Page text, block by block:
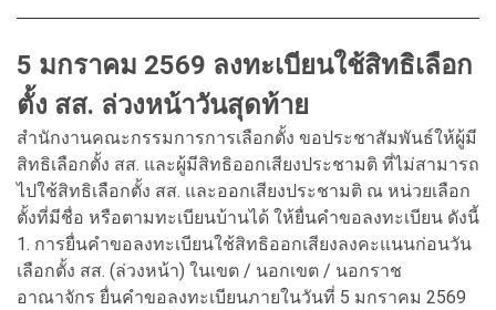
5 มกราคม 2569 ลงทะเบียนใช้สิทธิเลือก
ตั้ง สส. ล่วงหน้าวันสุดท้าย
สำนักงานคณะกรรมการการเลือกตั้ง ขอประชาสัมพันธ์ให้ผู้มี
สิทธิเลือกตั้ง สส. และผู้มีสิทธิออกเสียงประชามติ ที่ไม่สามารถ
ไปใช้สิทธิเลือกตั้ง สส. และออกเสียงประชามติ ณ หน่วยเลือก
ตั้งที่มีชื่อ หรือตามทะเบียนบ้านได้ ให้ยื่นคำขอลงทะเบียน ดังนี้
1. การยื่นคำขอลงทะเบียนใช้สิทธิออกเสียงลงคะแนนก่อนวัน
เลือกตั้ง สส. (ล่วงหน้า) ในเขต / นอกเขต / นอกราช
อาณาจักร ยื่นคำขอลงทะเบียนภายในวันที่ 5 มกราคม 2569